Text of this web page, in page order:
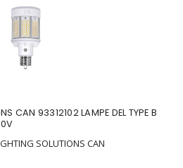
CAN 93312102 LAMPE DEL TYPE B
SOLUTIONS CAN